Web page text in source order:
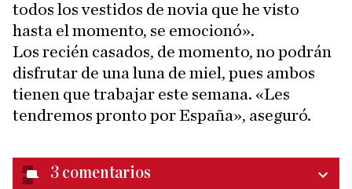
todos los vestidos de novia que he visto
hasta el momento, se emocionó».
Los recién casados, de momento, no podrán
disfrutar de una luna de miel, pues ambos
tienen que trabajar este semana. «Les
tendremos pronto por España», aseguró.
3 comentarios